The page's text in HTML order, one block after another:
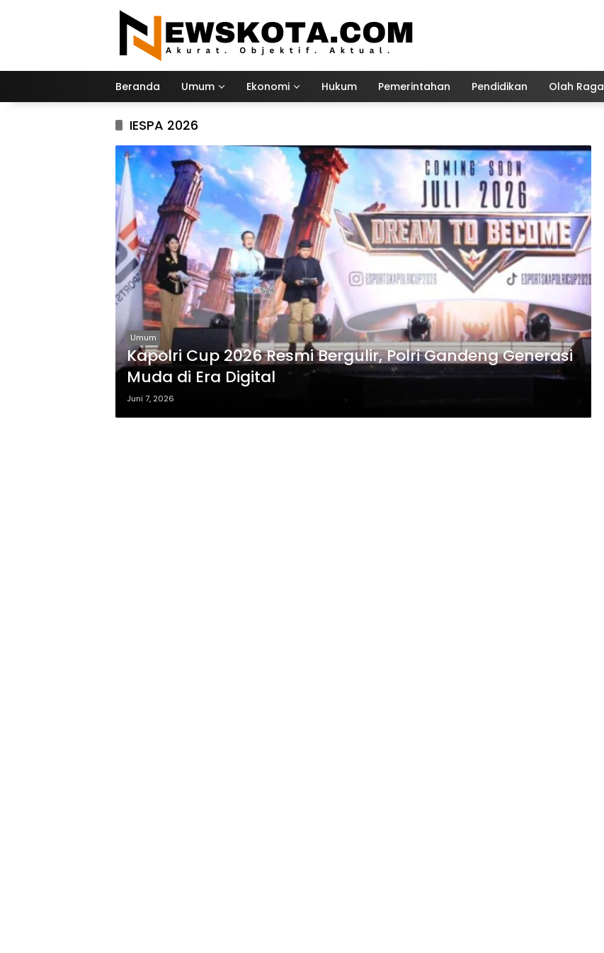
Beranda Umum Ekonomi Hukum Pemerintahan Pendidikan Olah Raga
IESPA 2026
Umum
Kapolri Cup 2026 Resmi Bergulir, Polri Gandeng Generasi
Muda di Era Digital
Juni 7, 2026